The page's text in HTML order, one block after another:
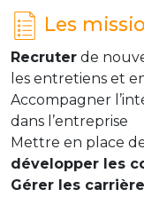
Les
Recruter de
les entretiens et
Accompagner
dans l’entreprise
Mettre en place
développer les
Gérer les